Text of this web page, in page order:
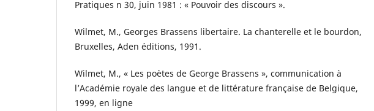
Pratiques n 30, juin 1981 : « Pouvoir des discours ».
Wilmet, M., Georges Brassens libertaire. La chanterelle et le bourdon,
Bruxelles, Aden éditions, 1991.
Wilmet, M., « Les poètes de George Brassens », communication à
l’Académie royale des langue et de littérature française de Belgique,
1999, en ligne